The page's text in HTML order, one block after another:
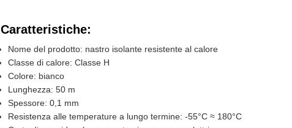
Caratteristiche:
Nome del prodotto: nastro isolante resistente al calore
Classe di calore: Classe H
Colore: bianco
Lunghezza: 50 m
Spessore: 0,1 mm
Resistenza alle temperature a lungo termine: -55°C ≈ 180°C